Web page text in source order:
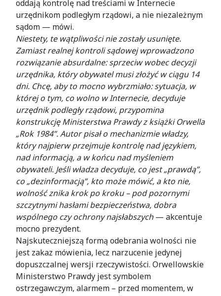
oddają kontrolę nad treściami w Internecie
urzędnikom podległym rządowi, a nie niezależnym
sądom — mówi.
Niestety, te wątpliwości nie zostały usunięte.
Zamiast realnej kontroli sądowej wprowadzono
rozwiązanie absurdalne: sprzeciw wobec decyzji
urzędnika, który obywatel musi złożyć w ciągu 14
dni. Chcę, aby to mocno wybrzmiało: sytuacja, w
której o tym, co wolno w Internecie, decyduje
urzędnik podległy rządowi, przypomina
konstrukcję Ministerstwa Prawdy z książki Orwella
„Rok 1984”. Autor pisał o mechanizmie władzy,
który najpierw przejmuje kontrolę nad językiem,
nad informacją, a w końcu nad myśleniem
obywateli. Jeśli władza decyduje, co jest „prawdą”,
co „dezinformacją”, kto może mówić, a kto nie,
wolność znika krok po kroku – pod pozornymi
szczytnymi hasłami bezpieczeństwa, dobra
wspólnego czy ochrony najsłabszych— akcentuje
mocno prezydent.
Najskuteczniejszą formą odebrania wolności nie
jest zakaz mówienia, lecz narzucenie jedynej
dopuszczalnej wersji rzeczywistości. Orwellowskie
Ministerstwo Prawdy jest symbolem
ostrzegawczym, alarmem – przed momentem, w